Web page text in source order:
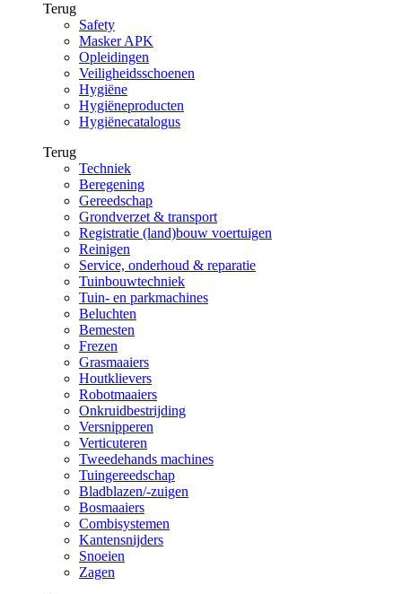
Terug
Safety
Masker APK
Opleidingen
Veiligheidsschoenen
Hygiëne
Hygiëneproducten
Hygiënecatalogus
Terug
Techniek
Beregening
Gereedschap
Grondverzet & transport
Registratie (land)bouw voertuigen
Reinigen
Service, onderhoud & reparatie
Tuinbouwtechniek
Tuin- en parkmachines
Beluchten
Bemesten
Frezen
Grasmaaiers
Houtklievers
Robotmaaiers
Onkruidbestrijding
Versnipperen
Verticuteren
Tweedehands machines
Tuingereedschap
Bladblazen/-zuigen
Bosmaaiers
Combisystemen
Kantensnijders
Snoeien
Zagen